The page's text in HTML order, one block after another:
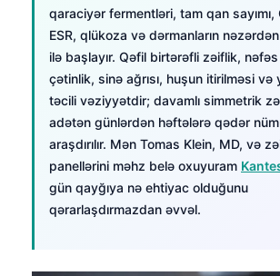
qaraciyər fermentləri, tam qan sayımı,
ESR, qlükoza və dərmanların
ilə başlayır. Qəfil birtərəfli zəiflik,
çətinlik, sinə ağrısı, huşun itirilməsi
təcili vəziyyətdir; davamlı simmetrik
adətən günlərdən həftələrə qədər
araşdırılır. Mən Tomas Klein, MD, və
panellərini məhz belə oxuyuram
gün qayğıya nə ehtiyac olduğunu
qərarlaşdırmazdan əvvəl.